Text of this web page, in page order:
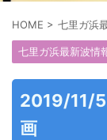
HOME > 七里ガ浜
七里ガ浜最新波情
2019/11/
画